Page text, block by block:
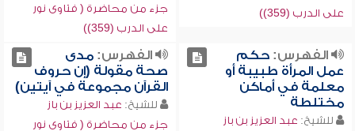
على الدرب (359))
جزء من محاضرة ( فتاوى نور
على الدرب (359))
الفهرس:حكم
عمل المرأة طبيبة أو
معلمة في أماكن
مختلطة
للشيخ: عبد العزيز بن باز
الفهرس:مدى
صحة مقولة (إن حروف
القرآن مجموعة في آيتين)
للشيخ: عبد العزيز بن باز
جزء من محاضرة ( فتاوى نور